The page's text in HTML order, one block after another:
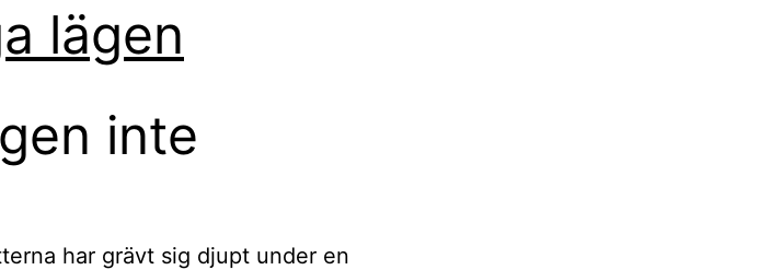
lägen
inte
har grävt sig djupt under en